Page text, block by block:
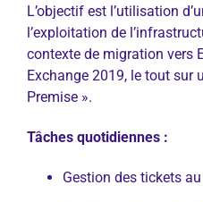
L’objectif est l’utilisation
l’exploitation de
contexte de migration vers
Exchange 2019, le tout sur
Premise ».
Tâches quotidiennes :
Gestion des tickets